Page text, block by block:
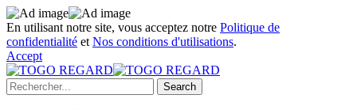
En utilisant notre site, vous acceptez notre Politique de
confidentialité et Nos conditions d'utilisations.
Accept